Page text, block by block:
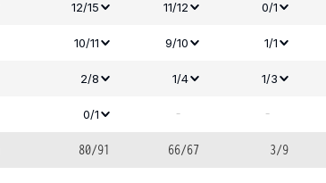
12/15 11/12 0/1
10/11 9/10 1/1
2/8 1/4 1/3
0/1 - -
80/91 66/67 3/9